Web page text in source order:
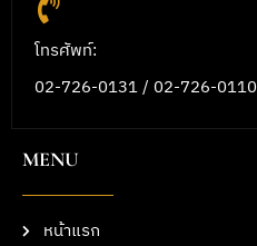
โทรศัพท์:
02-726-0131 / 02-726-0110
MENU
หน้าแรก